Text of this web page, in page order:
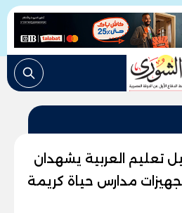
تعليم العربية يشهدان
لتجهيزات مدارس حياة كريمة